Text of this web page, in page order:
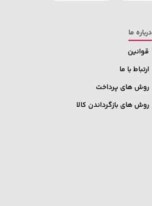
درباره ما
قوانین
ارتباط با ما
روش های پرداخت
روش های بازگرداندن کالا